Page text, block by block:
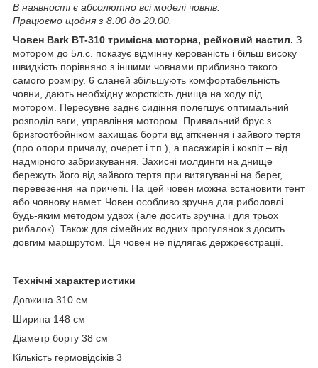
В наявності є абсолютно всі моделі човнів.
Працюємо щодня з 8.00 до 20.00.
Човен Bark BT-310 тримісна моторна, рейковий настил. З
мотором до 5л.с. показує відмінну керованість і більш високу
швидкість порівняно з іншими човнами приблизно такого
самого розміру. 6 сланей збільшують комфортабельність
човни, дають необхідну жорсткість днища на ходу під
мотором. Пересувне заднє сидіння полегшує оптимальний
розподіл ваги, управління мотором. Привальний брус з
бризгоотбойніком захищає борти від зіткнення і зайвого тертя
(про опори причалу, очерет і т.п.), а пасажирів і кокпіт – від
надмірного забризкування. Захисні молдинги на днище
бережуть його від зайвого тертя при витягуванні на берег,
перевезення на причепі. На цей човен можна встановити тент
або човнову намет. Човен особливо зручна для риболовлі
будь-яким методом удвох (але досить зручна і для трьох
рибалок). Також для сімейних водних прогулянок з досить
довгим маршрутом. Ця човен не підлягає держреєстрації.
Технічні характеристики
Довжина 310 см
Ширина 148 см
Діаметр борту 38 см
Кількість гермовідсіків 3